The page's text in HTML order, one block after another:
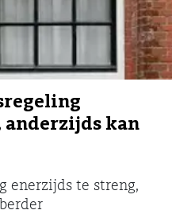
anderzijds kan
enerzijds te streng,